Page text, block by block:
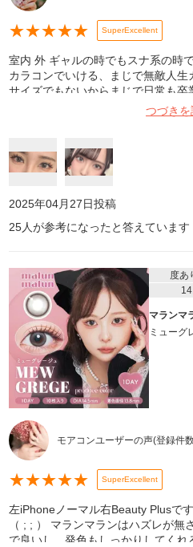
★★★★★ SuperExcellent
室内 外 ギャルの時でもスナ系の時
カラコンでいける、まじで無敵人
サイズでもないからまじで日常も
る。 旅行の時に洗浄液持ち歩くの
出て欲しい〜
つづきを
2025年04月27日投稿
25人が参考になったと答えています
度あ
マランマ
ミューグ
モアコンユーザーの声(登録件
★★★★★ SuperExcellent
左iPhoneノーマル右Beauty Plusで
（ ; ; ） マランマランはハズレが
で良いし、発色もしっかりしてく